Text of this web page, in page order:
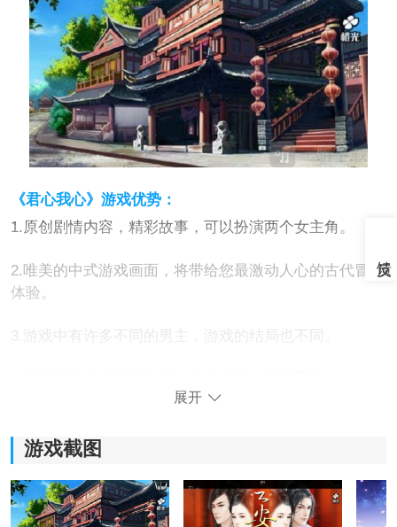
《君心我心》游戏优势：
1.原创剧情内容，精彩故事，可以扮演两个女主角。
2.唯美的中式游戏画面，将带给您最激动人心的古代冒险
体验。
3.游戏中有许多不同的男主，游戏的结局也不同。
6.全新的古风文字游戏，可与琼瑶剧的古风相媲美。
君心我心游戏攻略：
展开
游戏截图